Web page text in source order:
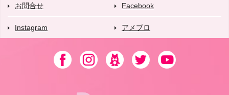
お問合せ Facebook
Instagram アメブロ